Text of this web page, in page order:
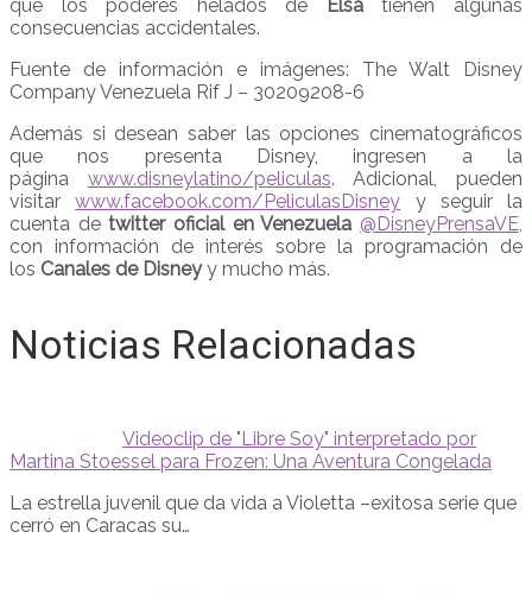
que los poderes helados de Elsatienen algunas
consecuencias accidentales.
Fuente de información e imágenes: The Walt Disney
Company Venezuela Rif J – 30209208-6
Además si desean saber las opciones cinematográficos
que nos presenta Disney, ingresen a la
página www.disneylatino/peliculas. Adicional, pueden
visitarwww.facebook.com/PeliculasDisney y seguir la
cuenta detwitter oficial en Venezuela @DisneyPrensaVE,
con información de interés sobre la programación de
los Canales de Disneyy mucho más.
Noticias Relacionadas
Videoclip de "Libre Soy" interpretado por
Martina Stoessel para Frozen: Una Aventura Congelada
La estrella juvenil que da vida a Violetta –exitosa serie que
cerró en Caracas su…